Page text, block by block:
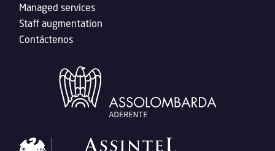
Managed services
Staff augmentation
Contáctenos